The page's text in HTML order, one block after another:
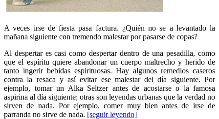
A veces irse de fiesta pasa factura. ¿Quién no se a levantado la
mañana siguiente con tremendo malestar por pasarse de copas?
Al despertar es casi como despertar dentro de una pesadilla, como
que el espíritu quiere abandonar un cuerpo maltrecho y herido de
tanto ingerir bebidas espirituosas. Hay algunos remedios caseros
contra la resaca y así evitar ese malestar del día siguiente. Por
ejemplo, tomar un Alka Seltzer antes de acostarse o la famosa
aspirina al día siguiente; otras son leyendas urbanas que la verdad no
sirven de nada. Por ejemplo, comer muy bien antes de irse de
parranda no sirve de nada. [seguir leyendo]